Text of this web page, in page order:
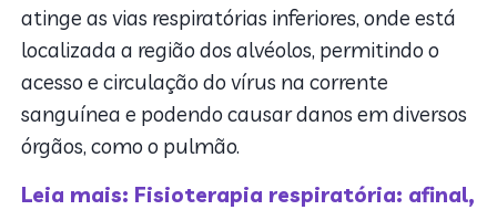
atinge as vias respiratórias inferiores, onde está
localizada a região dos alvéolos, permitindo o
acesso e circulação do vírus na corrente
sanguínea e podendo causar danos em diversos
órgãos, como o pulmão.
Leia mais: Fisioterapia respiratória: afinal,